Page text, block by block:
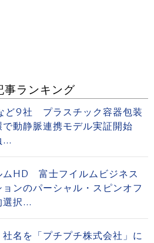
事ランキング
ど9社 プラスチック容器包装
で動静脈連携モデル実証開始
...
ムHD 富士フイルムビジネス
ンのパーシャル・スピンオフ
選択...
名を「プチプチ株式会社」に